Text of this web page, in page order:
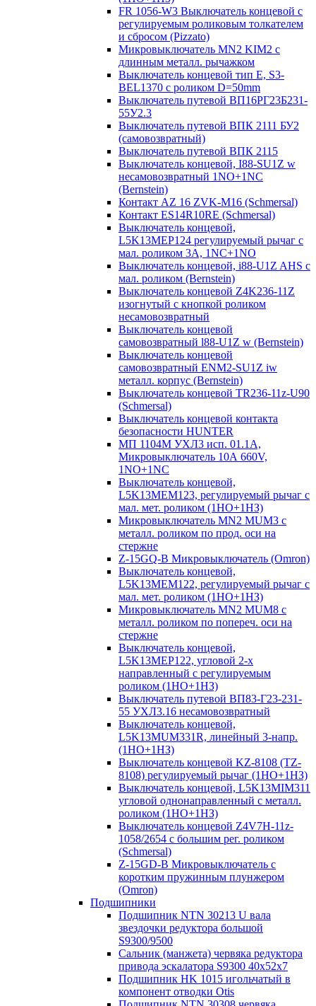
FR 1056-W3 Выключатель концевой с
регулируемым роликовым толкателем
и сбросом (Pizzato)
Микровыключатель MN2 KIM2 с
длинным металл. рычажком
Выключатель концевой тип Е, S3-
BEL1370 с роликом D=50mm
Выключатель путевой ВП16РГ23Б231-
55У2.3
Выключатель путевой ВПК 2111 БУ2
(самовозвратный)
Выключатель путевой ВПК 2115
Выключатель концевой, I88-SU1Z w
несамовозвратный 1NO+1NC
(Bernstein)
Контакт AZ 16 ZVK-M16 (Schmersal)
Контакт ES14R10RE (Schmersal)
Выключатель концевой,
L5K13MEP124 регулируемый рычаг с
мал. роликом 3А, 1NC+1NO
Выключатель концевой, i88-U1Z AHS с
мал. роликом (Bernstein)
Выключатель концевой Z4K236-11Z
изогнутый с кнопкой роликом
несамовозвратный
Выключатель концевой
самовозвратный l88-U1Z w (Bernstein)
Выключатель концевой
самовозвратный ENM2-SU1Z iw
металл. корпус (Bernstein)
Выключатель концевой TR236-11z-U90
(Schmersal)
Выключатель концевой контакта
безопасности HUNTER
МП 1104М УХЛ3 исп. 01.1А,
Микровыключатель 10А 660V,
1NO+1NC
Выключатель концевой,
L5K13MEM123, регулируемый рычаг с
мал. мет. роликом (1НО+1НЗ)
Микровыключатель MN2 MUM3 с
металл. роликом по прод. оси на
стержне
Z-15GQ-B Микровыключатель (Omron)
Выключатель концевой,
L5K13MEM122, регулируемый рычаг с
мал. мет. роликом (1НО+1НЗ)
Микровыключатель MN2 MUM8 с
металл. роликом по попереч. оси на
стержне
Выключатель концевой,
L5K13MEP122, угловой 2-х
направленный с регулируемым
роликом (1НО+1НЗ)
Выключатель путевой ВП83-Г23-231-
55 УХЛ3.16 несамовозвратный
Выключатель концевой,
L5K13MUM331R, линейный 3-напр.
(1НО+1НЗ)
Выключатель концевой KZ-8108 (TZ-
8108) регулируемый рычаг (1НО+1НЗ)
Выключатель концевой, L5K13MIM311
угловой однонаправленный с металл.
роликом (1НО+1НЗ)
Выключатель концевой Z4V7H-11z-
1058/2654 с большим рег. роликом
(Schmersal)
Z-15GD-B Микровыключатель с
коротким пружинным плунжером
(Omron)
Подшипники
Подшипник NTN 30213 U вала
звездочки редуктора большой
S9300/9500
Сальник (манжета) червяка редуктора
привода эскалатора S9300 40х52х7
Подшипник HK 1015 игольчатый в
компонент отводки Otis